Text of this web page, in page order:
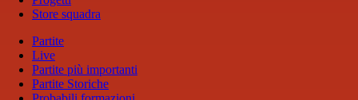
Store squadra
Partite
Live
Partite più importanti
Partite Storiche